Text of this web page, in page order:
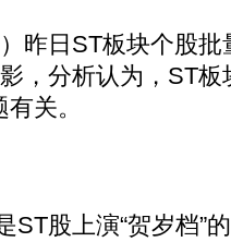
日ST板块个股批
，分析认为，ST
关。
股上演“贺岁档”